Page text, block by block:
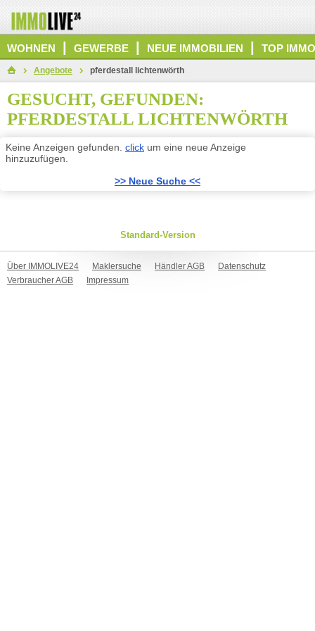
WOHNEN GEWERBE NEUE IMMOBILIEN TOP
Angebote pferdestall lichtenwörth
GESUCHT, GEFUNDEN:
PFERDESTALL LICHTENWÖRTH
Keine Anzeigen gefunden. click um eine neue Anzeige
hinzuzufügen.
>> Neue Suche <<
Standard-Version
Über IMMOLIVE24 Maklersuche Händler AGB
Datenschutz
Verbraucher AGB
Impressum